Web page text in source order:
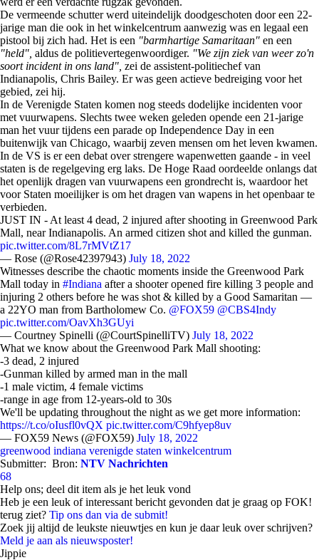
De vermeende schutter werd uiteindelijk doodgeschoten door een 22-
jarige man die ook in het winkelcentrum aanwezig was en legaal een
pistool bij zich had. Het is een "barmhartige Samaritaan" en een
"held", aldus de politievertegenwoordiger. "We zijn ziek van weer zo'n
soort incident in ons land", zei de assistent-politiechef van
Indianapolis, Chris Bailey. Er was geen actieve bedreiging voor het
gebied, zei hij.
In de Verenigde Staten komen nog steeds dodelijke incidenten voor
met vuurwapens. Slechts twee weken geleden opende een 21-jarige
man het vuur tijdens een parade op Independence Day in een
buitenwijk van Chicago, waarbij zeven mensen om het leven kwamen.
In de VS is er een debat over strengere wapenwetten gaande - in veel
staten is de regelgeving erg laks. De Hoge Raad oordeelde onlangs dat
het openlijk dragen van vuurwapens een grondrecht is, waardoor het
voor Staten moeilijker is om het dragen van wapens in het openbaar te
verbieden.
JUST IN - At least 4 dead, 2 injured after shooting in Greenwood Park
Mall, near Indianapolis. An armed citizen shot and killed the gunman.
pic.twitter.com/8L7rMVtZ17
— Rose (@Rose42397943) July 18, 2022
Witnesses describe the chaotic moments inside the Greenwood Park
Mall today in #Indiana after a shooter opened fire killing 3 people and
injuring 2 others before he was shot & killed by a Good Samaritan —
a 22YO man from Bartholomew Co. @FOX59 @CBS4Indy
pic.twitter.com/OavXh3GUyi
— Courtney Spinelli (@CourtSpinelliTV) July 18, 2022
What we know about the Greenwood Park Mall shooting:
-3 dead, 2 injured
-Gunman killed by armed man in the mall
-1 male victim, 4 female victims
-range in age from 12-years-old to 30s
We'll be updating throughout the night as we get more information:
https://t.co/oIusfl0vQX pic.twitter.com/C9hfyep8uv
— FOX59 News (@FOX59) July 18, 2022
greenwood indiana verenigde staten winkelcentrum
Submitter: Bron: NTV Nachrichten
68
Help ons; deel dit item als je het leuk vond
Heb je een leuk of interessant bericht gevonden dat je graag op FOK!
terug ziet? Tip ons dan via de submit!
Zoek jij altijd de leukste nieuwtjes en kun je daar leuk over schrijven?
Meld je aan als nieuwsposter!
Jippie